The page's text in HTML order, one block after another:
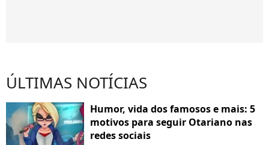
ÚLTIMAS NOTÍCIAS
Humor, vida dos famosos e mais: 5
motivos para seguir Otariano nas
redes sociais